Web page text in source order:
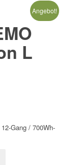
Angebot!
L
Gang / 700Wh-